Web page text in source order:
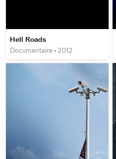
Hell Roads
Documentaire • 2012